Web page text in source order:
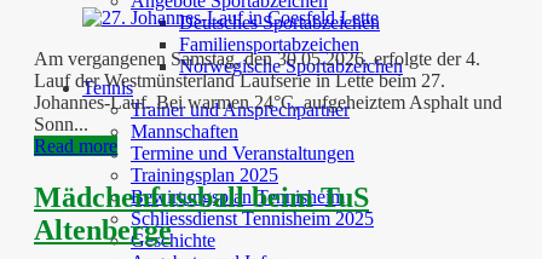
Deutsches Sportabzeichen
Familiensportabzeichen
Norwegische Sportabzeichen
Tennis
Trainer und Ansprechpartner
Mannschaften
Termine und Veranstaltungen
Trainingsplan 2025
Bewirtungsplan Tennisheim
Schliessdienst Tennisheim 2025
Geschichte
Am vergangenen Samstag, den 30.05.2026, erfolgte der 4.
Lauf der Westmünsterland Laufserie in Lette beim 27.
Johannes-Lauf. Bei warmen 24°C, aufgeheiztem Asphalt und
Sonn...
Read more
Mädchenfussball beim TuS
Altenberge